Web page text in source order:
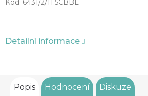
Kód: 6431/2/11.5CBBL
Detailní informace
Popis Hodnocení Diskuze